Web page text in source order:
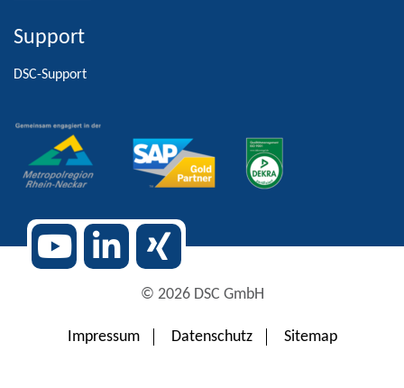
Alternative:
Support
DSC-Support
© 2026 DSC GmbH
Impressum Datenschutz Sitemap